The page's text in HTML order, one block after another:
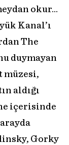
okur...
Kanal’ı
The
duymayan
müzesi,
aldığı
içerisinde
Gorky